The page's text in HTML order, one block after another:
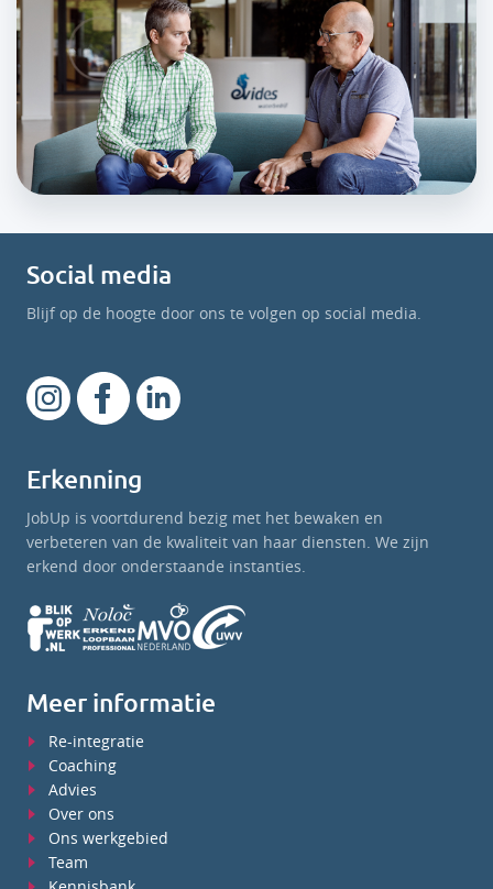
Social media
Blijf op de hoogte door ons te volgen op social media.
Erkenning
JobUp is voortdurend bezig met het bewaken en
verbeteren van de kwaliteit van haar diensten. We zijn
erkend door onderstaande instanties.
Meer informatie
Re-integratie
Coaching
Advies
Over ons
Ons werkgebied
Team